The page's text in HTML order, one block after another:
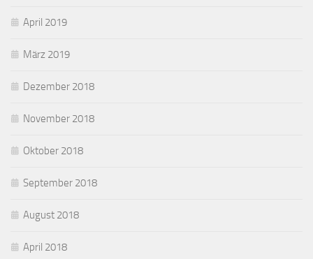
April 2019
März 2019
Dezember 2018
November 2018
Oktober 2018
September 2018
August 2018
April 2018